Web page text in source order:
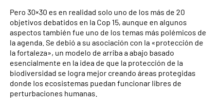
Pero 30×30 es en realidad solo uno de los más de 20
objetivos debatidos en la Cop 15, aunque en algunos
aspectos también fue uno de los temas más polémicos de
la agenda. Se debió a su asociación con la «protección de
la fortaleza», un modelo de arriba a abajo basado
esencialmente en la idea de que la protección de la
biodiversidad se logra mejor creando áreas protegidas
donde los ecosistemas puedan funcionar libres de
perturbaciones humanas.